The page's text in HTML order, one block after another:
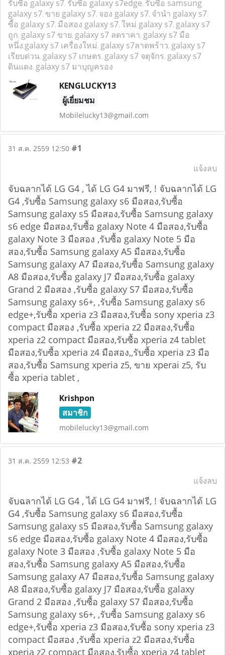
รับซื้อ galaxy s7, รับซื้อ galaxy s7edge, รับซื้อ samsung
galaxy s7, ขาย galaxy s7, จอง galaxy s7, จำนำ galaxy s7,
ซื้อ galaxy s7, มือสอง galaxy s7, ใหม่ galaxy s7, galaxy s7
ถูก, galaxy s7 ขาย, galaxy s7 ลดราคา, galaxy s7 มือ
หนึ่ง,galaxy s7 เครื่องใหม่, galaxy s7ลาดพร้าว, galaxy s7
เรียบด่วน, galaxy s7 เกษตร, galaxy s7 จตุจักร, galaxy s7
ดินแดง, galaxy s7 มาบุญครอง
KENGLUCKY13
ผู้เยี่ยมชม
Mobilelucky13@gmail.com
31 ส.ค. 2559 12:50 #1
แจ้งลบ
จับฉลากได้ LG G4 , ได้ LG G4 มาฟรี, ! จับฉลากได้ LG
G4 ,รับซื้อ Samsung galaxy s6 มือสอง,รับซื้อ
Samsung galaxy s5 มือสอง,รับซื้อ Samsung galaxy
s6 edge มือสอง,รับซื้อ galaxy Note 4 มือสอง,รับซื้อ
galaxy Note 3 มือสอง ,รับซื้อ galaxy Note 5 มือ
สอง,รับซื้อ Samsung galaxy A5 มือสอง,รับซื้อ
Samsung galaxy A7 มือสอง,รับซื้อ Samsung galaxy
A8 มือสอง,รับซื้อ galaxy J7 มือสอง,รับซื้อ galaxy
Grand 2 มือสอง ,รับซื้อ galaxy S7 มือสอง,รับซื้อ
Samsung galaxy s6+, ,รับซื้อ Samsung galaxy s6
edge+,รับซื้อ xperia z3 มือสอง,รับซื้อ sony xperia z3
compact มือสอง ,รับซื้อ xperia z2 มือสอง,รับซื้อ
xperia z2 compact มือสอง,รับซื้อ xperia z4 tablet
มือสอง,รับซื้อ xperia z4 มือสอง,,รับซื้อ xperia z3 มือ
สอง,รับซื้อ Samsung xperia z5, ขาย xperai z5, รับ
ซื้อ xperia tablet ,
Krishpon
สมาชิก
mobilelucky13@gmail.com
31 ส.ค. 2559 12:53 #2
แจ้งลบ
จับฉลากได้ LG G4 , ได้ LG G4 มาฟรี, ! จับฉลากได้ LG
G4 ,รับซื้อ Samsung galaxy s6 มือสอง,รับซื้อ
Samsung galaxy s5 มือสอง,รับซื้อ Samsung galaxy
s6 edge มือสอง,รับซื้อ galaxy Note 4 มือสอง,รับซื้อ
galaxy Note 3 มือสอง ,รับซื้อ galaxy Note 5 มือ
สอง,รับซื้อ Samsung galaxy A5 มือสอง,รับซื้อ
Samsung galaxy A7 มือสอง,รับซื้อ Samsung galaxy
A8 มือสอง,รับซื้อ galaxy J7 มือสอง,รับซื้อ galaxy
Grand 2 มือสอง ,รับซื้อ galaxy S7 มือสอง,รับซื้อ
Samsung galaxy s6+, ,รับซื้อ Samsung galaxy s6
edge+,รับซื้อ xperia z3 มือสอง,รับซื้อ sony xperia z3
compact มือสอง ,รับซื้อ xperia z2 มือสอง,รับซื้อ
xperia z2 compact มือสอง,รับซื้อ xperia z4 tablet